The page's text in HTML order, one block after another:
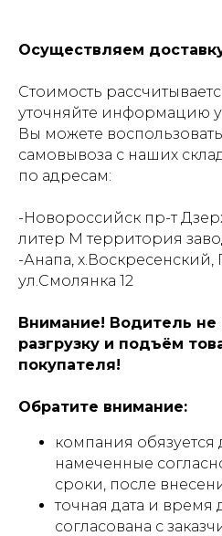
Осуществляем
Стоимость
уточняйте информацию
Вы можете
самовывоза с наших
по адресам:
-Новороссийск пр-т
литер М территория
-Анапа,
ул.Смолянка 12
Внимание! Водитель не
разгрузку и подъём
покупателя!
Обратите внимание:
компания обязуется
намеченные
сроки, после
точная дата и время
согласована с